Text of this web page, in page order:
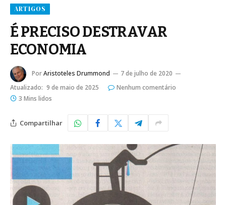
ARTIGOS
É PRECISO DESTRAVAR
ECONOMIA
PorAristoteles Drummond
7 de julho de 2020
Atualizado: 9 de maio de 2025
Nenhum comentário
3 Mins lidos
Compartilhar